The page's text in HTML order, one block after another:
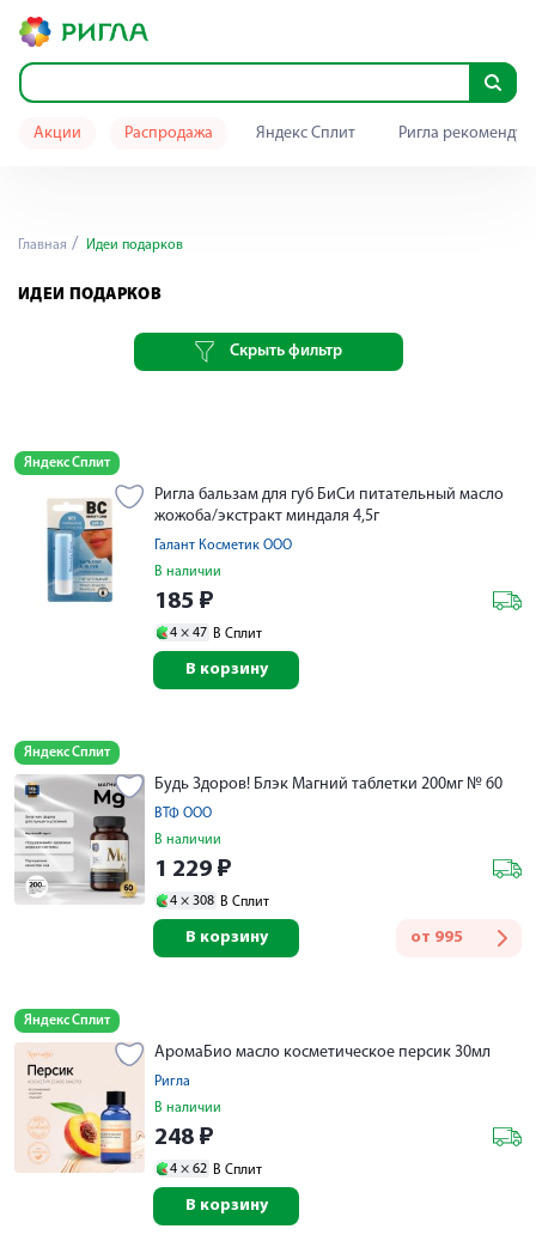
Акции Распродажа Яндекс Сплит Ригла
Главная Идеи подарков
ИДЕИ ПОДАРКОВ
Скрыть фильтр
Яндекс Сплит
Ригла бальзам для губ БиСи питательный масло
жожоба/экстракт миндаля 4,5г
Галант Косметик ООО
В наличии
185 ₽
4 × 47 В Сплит
В корзину
Яндекс Сплит
Будь Здоров! Блэк Магний таблетки 200мг № 60
ВТФ ООО
В наличии
1 229 ₽
4 × 308 В Сплит
от 995
В корзину
Яндекс Сплит
АромаБио масло косметическое персик 30мл
Ригла
В наличии
248 ₽
4 × 62 В Сплит
В корзину